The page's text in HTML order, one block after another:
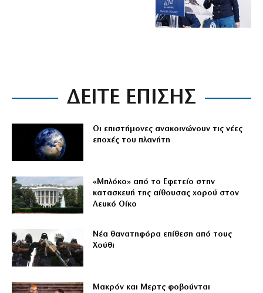
ΔΕΙΤΕ ΕΠΙΣΗΣ
Οι επιστήμονες ανακοινώνουν τις νέες
εποχές του πλανήτη
«Μπλόκο» από το Εφετείο στην
κατασκευή της αίθουσας χορού στον
Λευκό Οίκο
Νέα θανατηφόρα επίθεση από τους
Χούθι
Μακρόν και Μερτς φοβούνται